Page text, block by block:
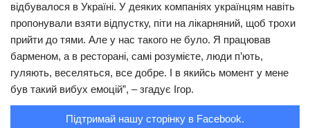
відбувалося в Україні. У деяких компаніях українцям навіть
пропонували взяти відпустку, піти на лікарняний, щоб трохи
прийти до тями. Але у нас такого не було. Я працював
барменом, а в ресторані, самі розумієте, люди п’ють,
гуляють, веселяться, все добре. І в якийсь момент у мене
був такий вибух емоцій”, – згадує Ігор.
Підтримай нашу сторінку в Facebook.